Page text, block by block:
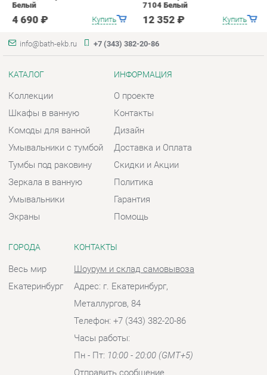
Шкафы в ванную
Комоды для ванной
Умывальники с тумбой
Тумбы под раковину
Зеркала в ванную
Контакты
Дизайн
Доставка и Оплата
Скидки и Акции
Политика
ГОРОДА
Екатеринбург
КОНТАКТЫ
Шоурум и склад самовывоза
Адрес: г. Екатеринбург,
Металлургов, 84
Телефон: +7 (343) 382-20-86
Часы работы:
© 2009-2026 Ванная-Екатеринбург